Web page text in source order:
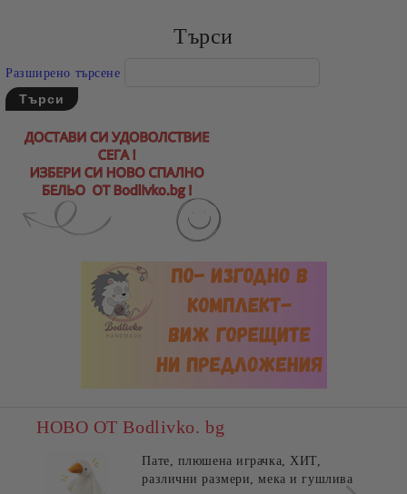
Търси
Разширено търсене
НОВО ОТ Bodlivko. bg
Пате, плюшена играчка, ХИТ,
различни размери, мека и гушлива